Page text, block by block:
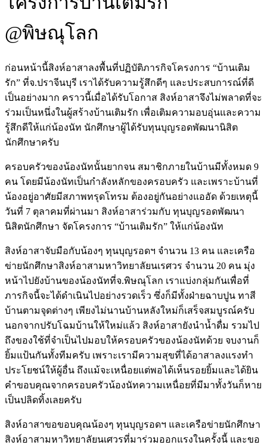
@พิษณุโลก
ก่อนหน้านี้สิงห์อาสาลงพื้นที่ปฏิบัติภารกิจโครงการ “บ้านเติม
รัก” ที่จ.ปราจีนบุรี เราได้รับความรู้สึกดีๆ และประสบการณ์ที่ดี
เป็นอย่างมาก คราวนี้เมื่อได้รับโอกาส สิงห์อาสาจึงไม่พลาดที่จะ
ร่วมเป็นหนึ่งในผู้สร้างบ้านเติมรัก เพื่อเติมความอบอุ่นและความ
รู้สึกดีให้แก่น้องนัท นักศึกษาผู้ได้รับทุนบุญรอดพัฒนานิสิต
นักศึกษาครับ
ครอบครัวของน้องนัทนั้นยากจน สมาชิกภายในบ้านมีทั้งหมด 9
คน โดยมีน้องนัทเป็นกำลังหลักของครอบครัว และเพราะบ้านที่
น้องอยู่อาศัยมีสภาพทรุดโทรม ต้องอยู่กันอย่างแออัด ด้วยเหตุนี้
วันที่ 7 ตุลาคมที่ผ่านมา สิงห์อาสาร่วมกับ ทุนบุญรอดพัฒนา
นิสิตนักศึกษา จัดโครงการ “บ้านเติมรัก” ให้แก่น้องนัท
สิงห์อาสาจับมือกับน้องๆ ทุนบุญรอดฯ จำนวน 13 คน และเครือ
ข่ายนักศึกษาสิงห์อาสามหาวิทยาลัยนเรศวร จำนวน 20 คน มุ่ง
หน้าไปยังบ้านของน้องนัทที่จ.พิษณุโลก เราแบ่งกลุ่มกันเพื่อที่
ภารกิจนี้จะได้ดำเนินไปอย่างรวดเร็ว ซึ่งก็มีทั้งฝ่ายฉาบปูน ทาสี
บ้านตามจุดต่างๆ เพียงไม่นานบ้านหลังใหม่ก็เสร็จสมบูรณ์ครับ
นอกจากปรับโฉมบ้านให้ใหม่แล้ว สิงห์อาสายังนำน้ำดื่ม รวมไป
ถึงของใช้ที่จำเป็นไปมอบให้ครอบครัวของน้องนัทด้วย จบงานก็
ยิ้มแป้นกันทั้งทีมครับ เพราะเรามีความสุขที่ได้อาสาลงแรงทำ
ประโยชน์ให้ผู้อื่น ถึงแม้จะเหนื่อยแต่พอได้เห็นรอยยิ้มและได้ยิน
คำขอบคุณจากครอบครัวน้องนัทความเหนื่อยที่มีมาทั้งวันก็หาย
เป็นปลิดทิ้งเลยครับ
สิงห์อาสาขอขอบคุณน้องๆ ทุนบุญรอดฯ และเครือข่ายนักศึกษา
สิงห์อาสามหาวิทยาลัยนเศวรที่มาร่วมออกแรงในครั้งนี้ และขอ